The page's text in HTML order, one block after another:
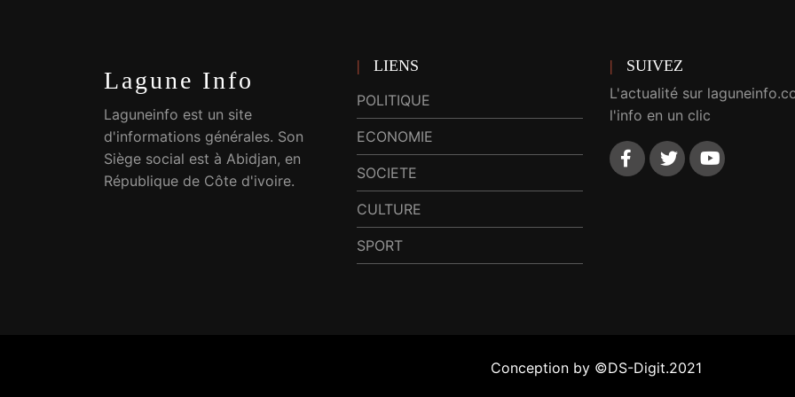
Lagune Info
Laguneinfo est un site
d'informations générales. Son
Siège social est à Abidjan, en
République de Côte d'ivoire.
LIENS
POLITIQUE
ECONOMIE
SOCIETE
CULTURE
SPORT
SUIVEZ
L'actualité sur
l'info en un clic
Conception by ©DS-Digit.2021